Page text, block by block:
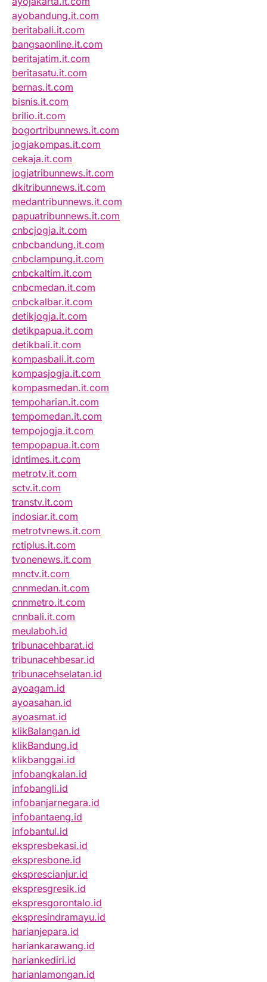
ayobandung.it.com
beritabali.it.com
bangsaonline.it.com
beritajatim.it.com
beritasatu.it.com
bernas.it.com
bisnis.it.com
brilio.it.com
bogortribunnews.it.com
jogjakompas.it.com
cekaja.it.com
jogjatribunnews.it.com
dkitribunnews.it.com
medantribunnews.it.com
papuatribunnews.it.com
cnbcjogja.it.com
cnbcbandung.it.com
cnbclampung.it.com
cnbckaltim.it.com
cnbcmedan.it.com
cnbckalbar.it.com
detikjogja.it.com
detikpapua.it.com
detikbali.it.com
kompasbali.it.com
kompasjogja.it.com
kompasmedan.it.com
tempoharian.it.com
tempomedan.it.com
tempojogja.it.com
tempopapua.it.com
idntimes.it.com
metrotv.it.com
sctv.it.com
transtv.it.com
indosiar.it.com
metrotvnews.it.com
rctiplus.it.com
tvonenews.it.com
mnctv.it.com
cnnmedan.it.com
cnnmetro.it.com
cnnbali.it.com
meulaboh.id
tribunacehbarat.id
tribunacehbesar.id
tribunacehselatan.id
ayoagam.id
ayoasahan.id
ayoasmat.id
klikBalangan.id
klikBandung.id
klikbanggai.id
infobangkalan.id
infobangli.id
infobanjarnegara.id
infobantaeng.id
infobantul.id
ekspresbekasi.id
ekspresbone.id
eksprescianjur.id
ekspresgresik.id
ekspresgorontalo.id
ekspresindramayu.id
harianjepara.id
hariankarawang.id
hariankediri.id
harianlamongan.id